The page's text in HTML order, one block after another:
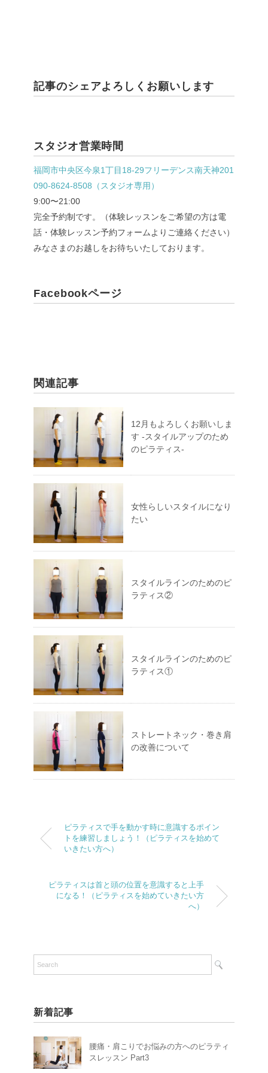
記事のシェアよろしくお願いします
スタジオ営業時間
福岡市中央区今泉1丁目18-29フリーデンス南天神201
090-8624-8508（スタジオ専用）
9:00〜21:00
完全予約制です。（体験レッスンをご希望の方は電
話・体験レッスン予約フォームよりご連絡ください）
みなさまのお越しをお待ちいたしております。
Facebookページ
関連記事
12月もよろしくお願いしま
す -スタイルアップのため
のピラティス-
女性らしいスタイルになり
たい
スタイルラインのためのピ
ラティス②
スタイルラインのためのピ
ラティス①
ストレートネック・巻き肩
の改善について
ピラティスで手を動かす時に意識するポイン
トを練習しましょう！（ピラティスを始めて
いきたい方へ）
ピラティスは首と頭の位置を意識すると上手
になる！（ピラティスを始めていきたい方
へ）
新着記事
腰痛・肩こりでお悩みの方へのピラティ
スレッスン Part3